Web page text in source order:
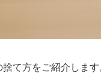
て方をご紹介します